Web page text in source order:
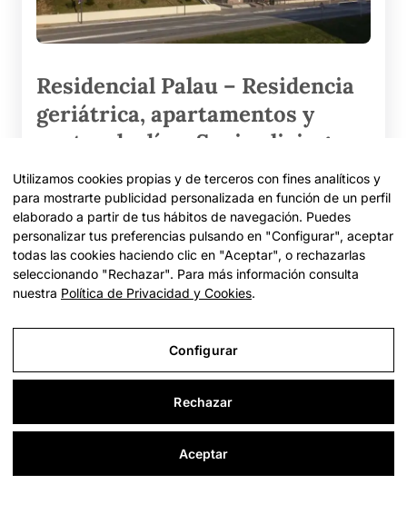
Residencial Palau – Residencia
geriátrica, apartamentos y
centro de día – Senior living
Avinguda de Catalunya 264
4,8
Valoración global
Sobre 5, a partir de las reseñas en
Google. El círculo indica la proporción de
valoraciones
positivas
Ver Ficha
Utilizamos cookies propias y de terceros con fines analíticos y
para mostrarte publicidad personalizada en función de un perfil
elaborado a partir de tus hábitos de navegación. Puedes
personalizar tus preferencias pulsando en "Configurar", aceptar
todas las cookies haciendo clic en "Aceptar", o rechazarlas
seleccionando "Rechazar". Para más información consulta
nuestra Política de Privacidad y Cookies.
Configurar
Rechazar
Aceptar